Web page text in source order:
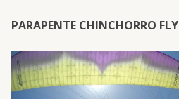
PARAPENTE CHINCHORRO FLY